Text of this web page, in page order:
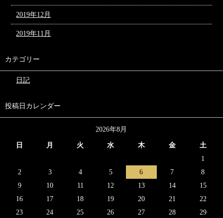
2019年12月
2019年11月
カテゴリー
日記
投稿日カレンダー
2026年8月
日 月 火 水 木 金
土
1
2
3 4 5 6 7
8
9
10 11 12 13 14
15
16
17 18 19 20 21
22
23
24 25 26 27 28 29